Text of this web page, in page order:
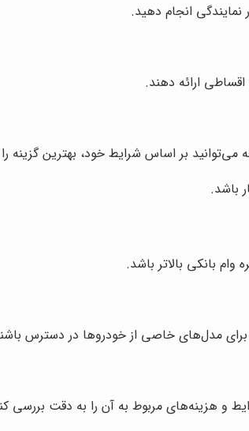
نمایندگی انجام دهید.
ارائه دهند.
بر اساس شرایط خود، بهترین گزینه
باشد.
بانکی بالاتر باشد.
مدل‌های خاصی از خودروها در دسترس
و هزینه‌های مربوط به آن را به دقت بررسی